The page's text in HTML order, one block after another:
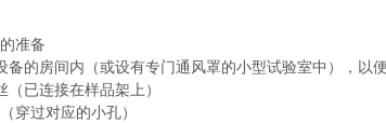
准备
备的房间内（或设有专门通风罩的小型试验室中），以
（已连接在样品架上）
穿过对应的小孔）